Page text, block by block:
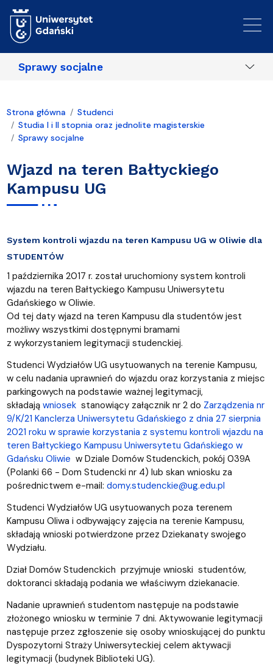
Sprawy socjalne
Strona główna
Studenci
Studia I i II stopnia oraz jednolite magisterskie
Sprawy socjalne
Wjazd na teren Bałtyckiego
Kampusu UG
System kontroli wjazdu na teren Kampusu UG w Oliwie dla
STUDENTÓW
1 października 2017 r. został uruchomiony system kontroli
wjazdu na teren Bałtyckiego Kampusu Uniwersytetu
Gdańskiego w Oliwie.
Od tej daty wjazd na teren Kampusu dla studentów jest
możliwy wszystkimi dostępnymi bramami
z wykorzystaniem legitymacji studenckiej.
Studenci Wydziałów UG usytuowanych na terenie Kampusu,
w celu nadania uprawnień do wjazdu oraz korzystania z miejsc
parkingowych na podstawie ważnej legitymacji,
składają wniosekstanowiący załącznik nr 2 do Zarządzenia nr
9/K/21 Kanclerza Uniwersytetu Gdańskiego z dnia 27 sierpnia
2021 roku w sprawie korzystania z systemu kontroli wjazdu na
teren Bałtyckiego Kampusu Uniwersytetu Gdańskiego w
Gdańsku Oliwie w Dziale Domów Studenckich, pokój 039A
(Polanki 66 - Dom Studencki nr 4) lub skan wniosku za
pośrednictwem e-mail: domy.studenckie@ug.edu.pl
Studenci Wydziałów UG usytuowanych poza terenem
Kampusu Oliwa i odbywający zajęcia na terenie Kampusu,
składają wnioski potwierdzone przez Dziekanaty swojego
Wydziału.
Dział Domów Studenckich przyjmuje wnioski studentów,
doktoranci składają podania we właściwym dziekanacie.
Nadanie uprawnień studentom następuje na podstawie
złożonego wniosku w terminie 7 dni. Aktywowanie legitymacji
następuje przez zgłoszenie się osoby wnioskującej do punktu
Dyspozytorni Straży Uniwersyteckiej celem aktywacji
legitymacji (budynek Biblioteki UG).